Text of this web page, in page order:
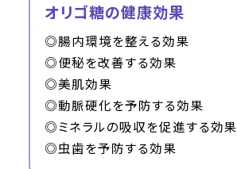
オリゴ糖の健康効果
◎腸内環境を整える効果
◎便秘を改善する効果
◎美肌効果
◎動脈硬化を予防する効果
◎ミネラルの吸収を促進する効果
◎虫歯を予防する効果